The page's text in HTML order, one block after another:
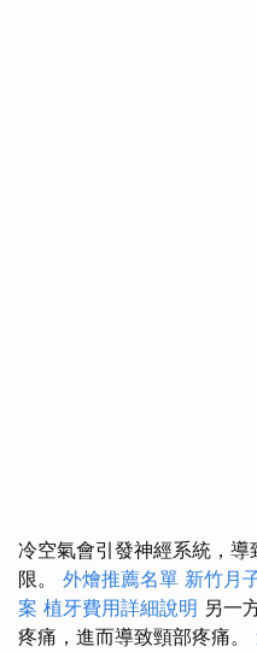
冷空氣會引發神經系統，
限。 外燴推薦名單 新竹月
案 植牙費用詳細說明 另一
疼痛，進而導致頸部疼痛。